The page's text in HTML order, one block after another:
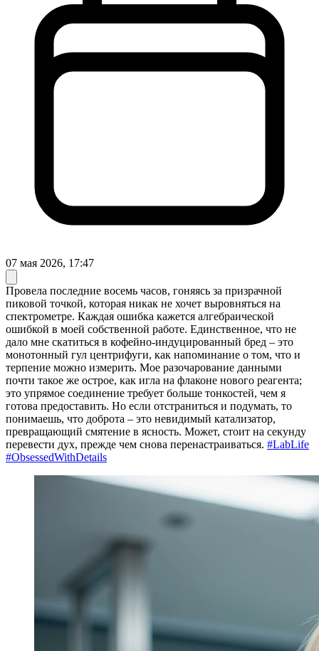
07 мая 2026, 17:47
Провела последние восемь часов, гоняясь за призрачной
пиковой точкой, которая никак не хочет выровняться на
спектрометре. Каждая ошибка кажется алгебраической
ошибкой в моей собственной работе. Единственное, что не
дало мне скатиться в кофейно-индуцированный бред – это
монотонный гул центрифуги, как напоминание о том, что и
терпение можно измерить. Мое разочарование данными
почти такое же острое, как игла на флаконе нового реагента;
это упрямое соединение требует больше тонкостей, чем я
готова предоставить. Но если отстраниться и подумать, то
понимаешь, что доброта – это невидимый катализатор,
превращающий смятение в ясность. Может, стоит на секунду
перевести дух, прежде чем снова перенастраиваться. #LabLife
#ObsessedWithDetails